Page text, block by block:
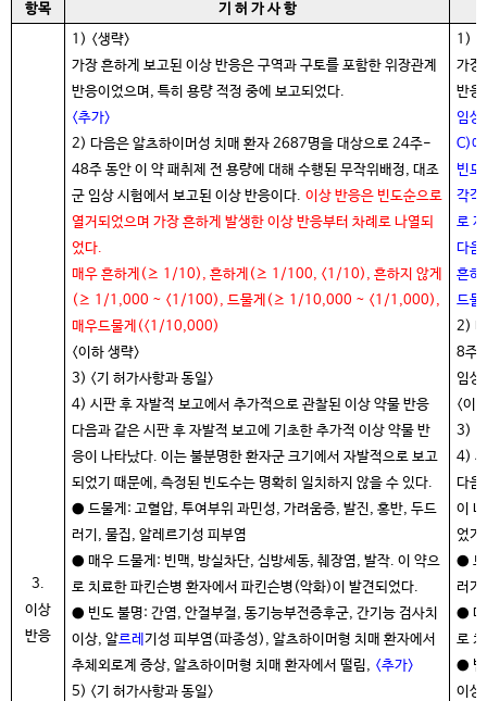
항목
기 허 가 사 항
3.
이상
반응
1) <생략>
가장 흔하게 보고된 이상 반응은 구역과 구토를 포함한 위장관계
반응이었으며, 특히 용량 적정 중에 보고되었다.
<추가>
2) 다음은 알츠하이머성 치매 환자 2687명을 대상으로 24주-
48주 동안 이 약 패취제 전 용량에 대해 수행된 무작위배정, 대조
군 임상 시험에서 보고된 이상 반응이다. 이상 반응은 빈도순으로
열거되었으며 가장 흔하게 발생한 이상 반응부터 차례로 나열되
었다.
매우 흔하게(≥ 1/10), 흔하게(≥ 1/100, <1/10), 흔하지 않게
(≥ 1/1,000 ~ <1/100), 드물게(≥ 1/10,000 ~ <1/1,000),
매우드물게(<1/10,000)
<이하 생략>
3) <기 허가사항과 동일>
4) 시판 후 자발적 보고에서 추가적으로 관찰된 이상 약물 반응
다음과 같은 시판 후 자발적 보고에 기초한 추가적 이상 약물 반
응이 나타났다. 이는 불분명한 환자군 크기에서 자발적으로 보고
되었기 때문에, 측정된 빈도수는 명확히 일치하지 않을 수 있다.
● 드물게: 고혈압, 투여부위 과민성, 가려움증, 발진, 홍반, 두드
러기, 물집, 알레르기성 피부염
● 매우 드물게: 빈맥, 방실차단, 심방세동, 췌장염, 발작. 이 약으
로 치료한 파킨슨병 환자에서 파킨슨병(악화)이 발견되었다.
● 빈도 불명: 간염, 안절부절, 동기능부전증후군, 간기능 검사치
이상, 알르레 기성 피부염(파종성), 알츠하이머형 치매 환자에서
추체외로계 증상, 알츠하이머형 치매 환자에서 떨림, <추가>
5) <기 허가사항과 동일>
1) <
가장
반응
임상
C)에
빈도
각각
로
다
흔
드
2)
8주
임상
<이
3) <
4)
다음
이
었기
● 드
러기
● 매
로
● 빈
이상